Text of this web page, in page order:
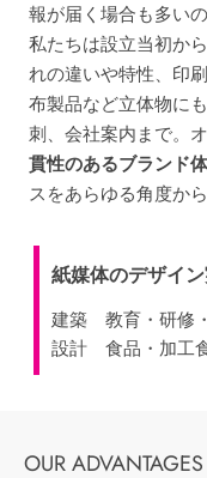
報が届く場合も多い
私たちは設立当初か
れの違いや特性、印
布製品など立体物に
刺、会社案内まで。
貫性のあるブランド
スをあらゆる角度か
紙媒体のデザイ
建築 教育・研修
設計
食品・加工